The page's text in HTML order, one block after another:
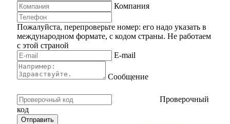
Компания
Пожалуйста, перепроверьте номер: его надо указать в
международном формате, с кодом страны. Не работаем
с этой страной
E-mail
Сообщение
Проверочный
код